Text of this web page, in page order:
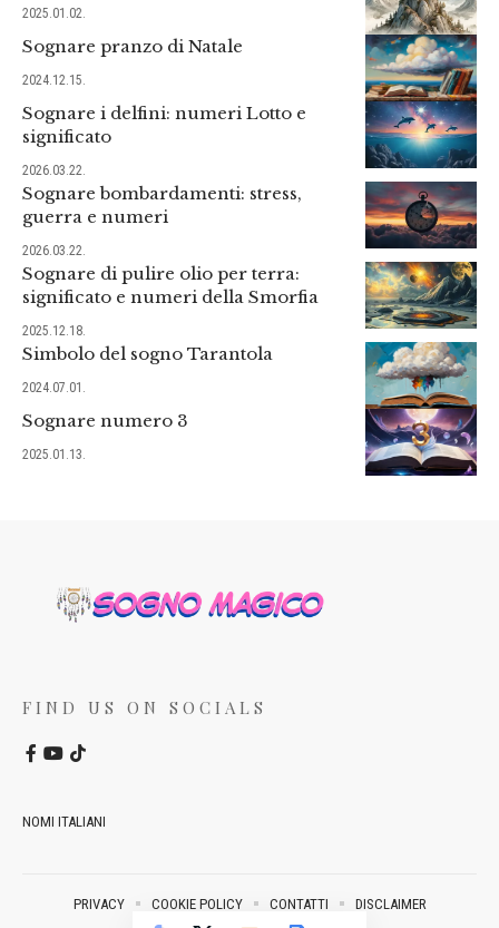
2025.01.02.
Sognare pranzo di Natale
2024.12.15.
Sognare i delfini: numeri Lotto e
significato
2026.03.22.
Sognare bombardamenti: stress,
guerra e numeri
2026.03.22.
Sognare di pulire olio per terra:
significato e numeri della Smorfia
2025.12.18.
Simbolo del sogno Tarantola
2024.07.01.
Sognare numero 3
2025.01.13.
FIND US ON SOCIALS
NOMI ITALIANI
PRIVACY COOKIE POLICY CONTATTI DISCLAIMER